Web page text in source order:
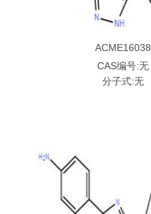
ACME16038
CAS编号:无
分子式:无